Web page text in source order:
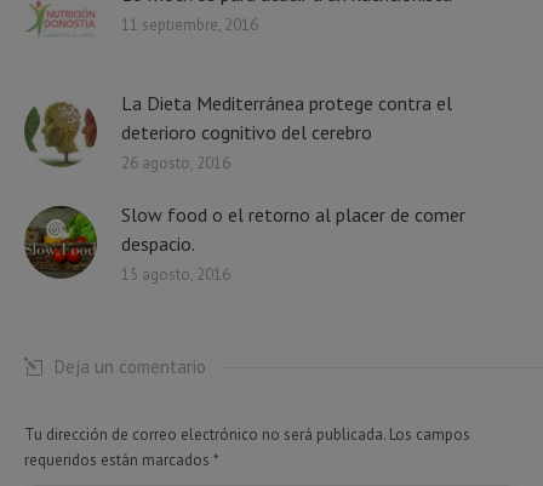
11 septiembre, 2016
La Dieta Mediterránea protege contra el
deterioro cognitivo del cerebro
26 agosto, 2016
Slow food o el retorno al placer de comer
despacio.
15 agosto, 2016
Deja un comentario
Tu dirección de correo electrónico no será publicada. Los campos
requeridos están marcados *